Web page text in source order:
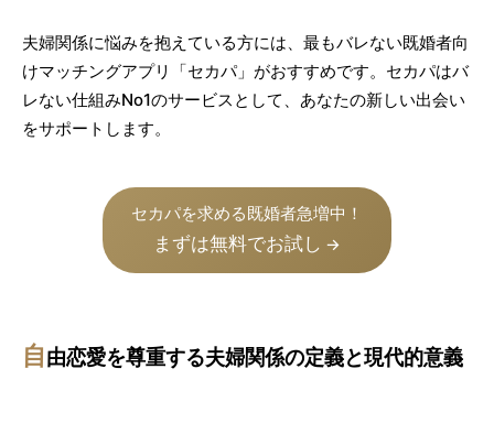
夫婦関係に悩みを抱えている方には、最もバレない既婚者向
けマッチングアプリ「セカパ」がおすすめです。セカパはバ
レない仕組みNo1のサービスとして、あなたの新しい出会い
をサポートします。
セカパを求める既婚者急増中！
まずは無料でお試し →
自由恋愛を尊重する夫婦関係の定義と現代的意義